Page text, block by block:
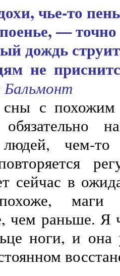
чье-то
— точно
дождь
не
с похожим
людей, чем-
сейчас в
маги
чем раньше. Я
ноги, и она